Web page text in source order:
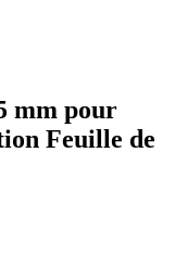
mm pour
Feuille de